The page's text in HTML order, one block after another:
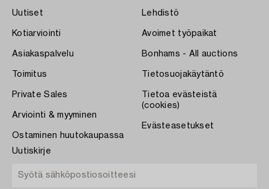
Uutiset
Kotiarviointi
Asiakaspalvelu
Toimitus
Private Sales
Arviointi & myyminen
Ostaminen huutokaupassa
Lehdistö
Avoimet työpaikat
Bonhams - All auctions
Tietosuojakäytäntö
Tietoa evästeistä
(cookies)
Evästeasetukset
Uutiskirje